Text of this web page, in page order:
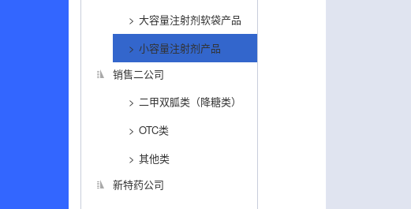
大容量注射剂软袋产品
小容量注射剂产品
销售二公司
二甲双胍类（降糖类）
OTC类
其他类
新特药公司